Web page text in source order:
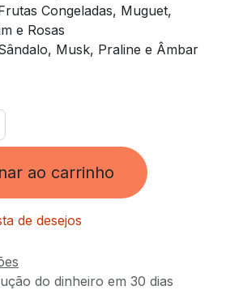
Congeladas, Muguet,
e Rosas
Musk, Praline e Âmbar
ao carrinho
de desejos
do dinheiro em 30 dias